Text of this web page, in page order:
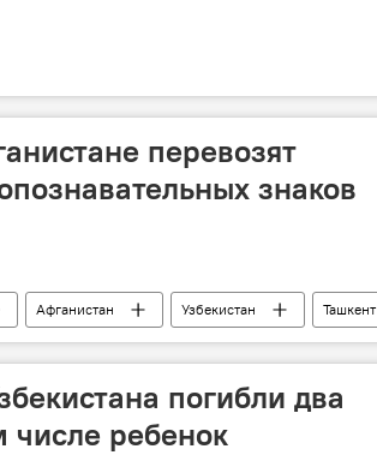
перевозят
знаков
Афганистан Узбекистан Ташкент
погибли два
числе ребенок